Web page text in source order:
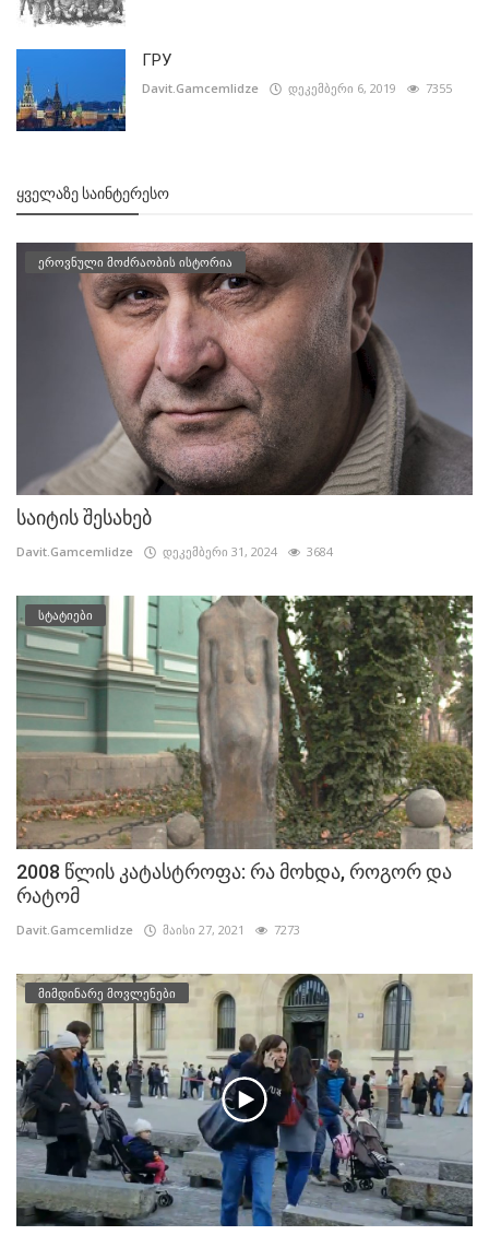
ГРУ
Davit.Gamcemlidze დეკემბერი 6, 2019 7355
ᲧᲕᲔᲚᲐᲖᲔ ᲡᲐᲘᲜᲢᲔᲠᲔᲡᲝ
ეროვნული მოძრაობის ისტორია
საიტის შესახებ
Davit.Gamcemlidze დეკემბერი 31, 2024 3684
სტატიები
2008 წლის კატასტროფა: რა მოხდა, როგორ და
რატომ
Davit.Gamcemlidze მაისი 27, 2021 7273
მიმდინარე მოვლენები